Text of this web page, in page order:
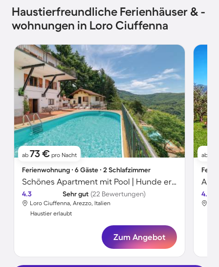
Haustierfreundliche Ferienhäuser & -
wohnungen in Loro Ciuffenna
ab 73 € pro Nacht
Ferienwohnung ∙ 6 Gäste ∙ 2 Schlafzimmer
Schönes Apartment mit Pool | Hunde erlaubt
4.3 Sehr gut (22 Bewertungen)
Loro Ciuffenna, Arezzo, Italien
Haustier erlaubt
Zum Angebot
ab
4.8